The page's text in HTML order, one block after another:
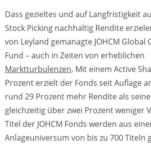
Dass gezieltes und auf Langfristigkeit
Stock Picking nachhaltig Rendite
von Leyland gemanagte JOHCM
Fund – auch in Zeiten von erheblichen
Marktturbulenzen. Mit einem Active
Prozent erzielt der Fonds seit Auflage
rund 29 Prozent mehr Rendite als
gleichzeitig über zwei Prozent weniger
Titel der JOHCM Fonds werden aus
Anlageuniversum von bis zu 700 Titeln